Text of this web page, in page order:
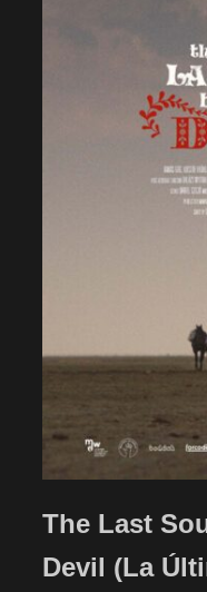
The Last
Devil (La